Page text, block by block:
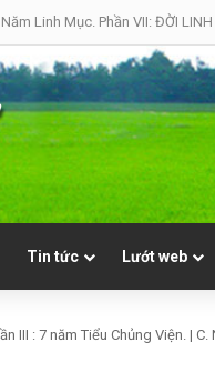
Linh Mục. Phần VII: ĐỜI LINH
Tin tức Lướt web
III : 7 năm Tiểu Chủng Viện. | C.